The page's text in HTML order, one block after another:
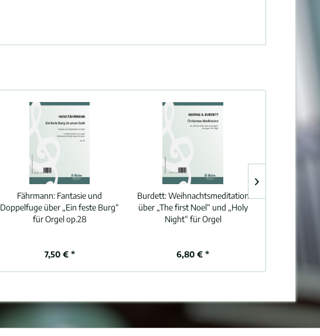
Fährmann: Fantasie und
Doppelfuge über „Ein feste Burg“
für Orgel op.28
7,50 € *
Burdett:Weihnachtsmeditation
über „The first Noel“ und „Holy
Night“ für Orgel
6,80 € *